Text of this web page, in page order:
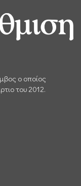
ο οποίος
του 2012.